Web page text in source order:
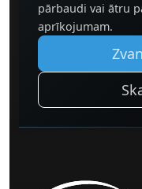
pārbaudi vai ātru
aprīkojumam.